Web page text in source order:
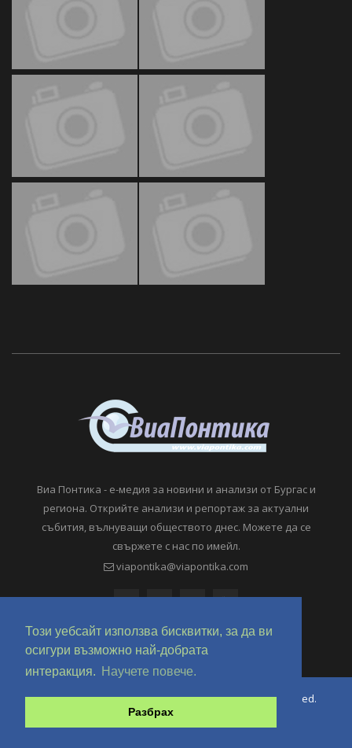
Този уебсайт използва бисквитки, за да ви
осигури възможно най-добрата
интеракция.
Научете повече.
Разбрах
Виа Понтика - е-медия за новини и анализи от Бургас и
региона. Открийте анализи и репортаж за актуални
събития, вълнуващи обществото днес. Можете да се
свържете с нас по имейл.
viapontika@viapontika.com
Copyright © 2018-2024 ViaPontika.com. All Rights Reserved.
Development @ OverHertz Ltd